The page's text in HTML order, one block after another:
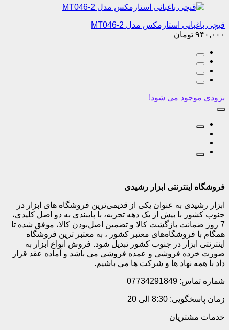
قیچی باغبانی استارمکس مدل MT046-2
۹۴۰,۰۰۰ تومان
بزودی موجود می شود!
فروشگاه اینترنتی ابزار رشیدی
ابزار رشیدی به عنوان یکی از قدیمی‌ترین فروشگاه های ابزار در
جنوب کشور با بیش از یک دهه تجربه، با پایبندی به دو اصل کلیدی،
7 روز ضمانت بازگشت کالا و تضمین اصل‌بودن کالا، موفق شده تا
همگام با فروشگاه‌های معتبر کشور ، به معتبر ترین فروشگاه
اینترنتی ابزار در جنوب کشور تبدیل شود. فروش انواع ابزار به
صورت خرده فروشی و عمده فروشی می باشد و آماده عقد قرار
داد با همه نهاد ها و شرکت ها می باشیم.
شماره تماس: 07734291849
زمان پاسخگویی: 8:30 الی 20
خدمات مشتریان